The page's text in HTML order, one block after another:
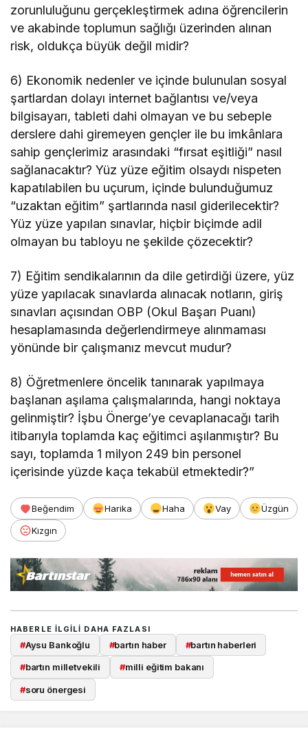
zorunluluğunu gerçekleştirmek adına öğrencilerin
ve akabinde toplumun sağlığı üzerinden alınan
risk, oldukça büyük değil midir?
6) Ekonomik nedenler ve içinde bulunulan sosyal
şartlardan dolayı internet bağlantısı ve/veya
bilgisayarı, tableti dahi olmayan ve bu sebeple
derslere dahi giremeyen gençler ile bu imkânlara
sahip gençlerimiz arasındaki “fırsat eşitliği” nasıl
sağlanacaktır? Yüz yüze eğitim olsaydı nispeten
kapatılabilen bu uçurum, içinde bulunduğumuz
“uzaktan eğitim” şartlarında nasıl giderilecektir?
Yüz yüze yapılan sınavlar, hiçbir biçimde adil
olmayan bu tabloyu ne şekilde çözecektir?
7) Eğitim sendikalarının da dile getirdiği üzere, yüz
yüze yapılacak sınavlarda alınacak notların, giriş
sınavları açısından OBP (Okul Başarı Puanı)
hesaplamasında değerlendirmeye alınmaması
yönünde bir çalışmanız mevcut mudur?
8) Öğretmenlere öncelik tanınarak yapılmaya
başlanan aşılama çalışmalarında, hangi noktaya
gelinmiştir? İşbu Önerge’ye cevaplanacağı tarih
itibarıyla toplamda kaç eğitimci aşılanmıştır? Bu
sayı, toplamda 1 milyon 249 bin personel
içerisinde yüzde kaça tekabül etmektedir?”
Beğendim Harika Haha Vay
Üzgün
Kızgın
HABERLE ILGILI DAHA FAZLASI
#Aysu Bankoğlu #bartın haber #bartın haberleri
#bartın milletvekili #milli eğitim bakanı
#soru önergesi